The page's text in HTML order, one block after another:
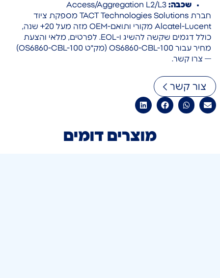
שכבה:
חברת TACT Technologies Solutions מספקת ציוד
Alcatel-Lucent מקורי ותואם-OEM מזה מעל 20+ שנה,
כולל דגמים שקשה להשיג ו-EOL. לפרטים, מלאי והצעת
מחיר עבור OS6860-CBL-100 (מק"ט OS6860-CBL-100)
— צרו קשר.
צור קשר
מוצרים דומים